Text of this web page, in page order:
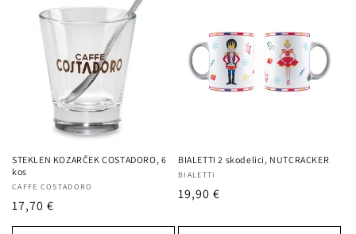
STEKLEN KOZARČEK COSTADORO, 6
kos
Ponudnik:
CAFFE COSTADORO
Redna
cena
17,70 €
BIALETTI 2 skodelici, NUTCRACKER
Ponudnik:
BIALETTI
Redna
19,90 €